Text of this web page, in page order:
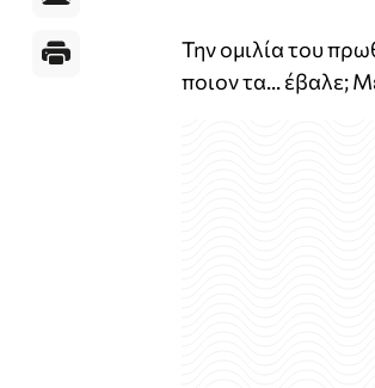
Την ομιλία του
ποιον τα... έβαλε;